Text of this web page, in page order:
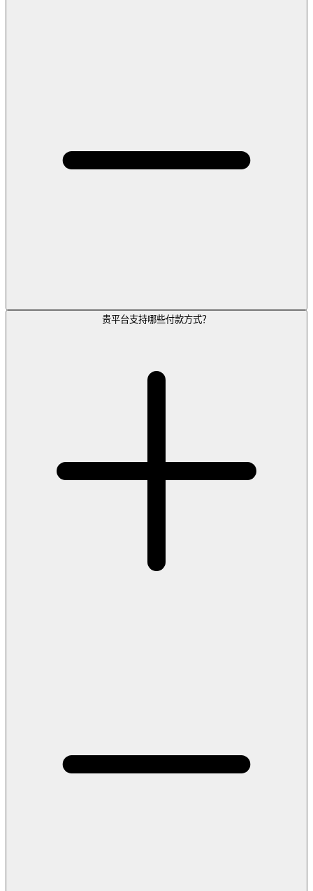
贵平台支持哪些付款方式？